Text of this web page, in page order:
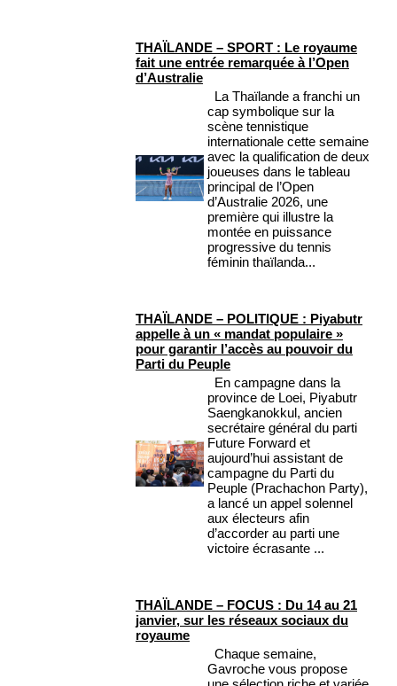
THAÏLANDE – SPORT : Le royaume
fait une entrée remarquée à l’Open
d’Australie
La Thaïlande a franchi un
cap symbolique sur la
scène tennistique
internationale cette semaine
avec la qualification de deux
joueuses dans le tableau
principal de l’Open
d’Australie 2026, une
première qui illustre la
montée en puissance
progressive du tennis
féminin thaïlanda...
THAÏLANDE – POLITIQUE : Piyabutr
appelle à un « mandat populaire »
pour garantir l’accès au pouvoir du
Parti du Peuple
En campagne dans la
province de Loei, Piyabutr
Saengkanokkul, ancien
secrétaire général du parti
Future Forward et
aujourd’hui assistant de
campagne du Parti du
Peuple (Prachachon Party),
a lancé un appel solennel
aux électeurs afin
d’accorder au parti une
victoire écrasante ...
THAÏLANDE – FOCUS : Du 14 au 21
janvier, sur les réseaux sociaux du
royaume
Chaque semaine,
Gavroche vous propose